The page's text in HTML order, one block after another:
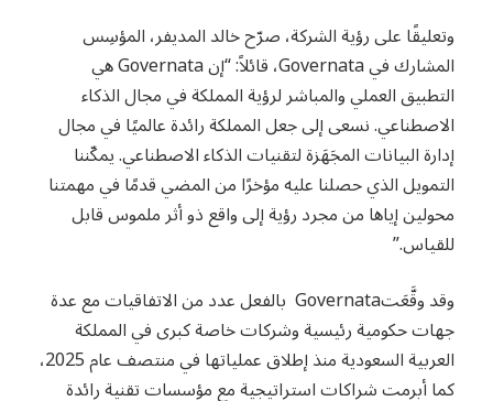
وتعليقًا على رؤية الشركة، صرّح خالد المديفر، المؤسِس
المشارك في Governata، قائلاً: “إن Governata هي
التطبيق العملي والمباشر لرؤية المملكة في مجال الذكاء
الاصطناعي. نسعى إلى جعل المملكة رائدة عالميًا في مجال
إدارة البيانات المجَهَزة لتقنيات الذكاء الاصطناعي. يمكّننا
التمويل الذي حصلنا عليه مؤخرًا من المضي قدمًا في مهمتنا
محولين إياها من مجرد رؤية إلى واقع ذو أثر ملموس قابل
للقياس.”
وقد وقَّعَتGovernata بالفعل عدد من الاتفاقيات مع عدة
جهات حكومية رئيسية وشركات خاصة كبرى في المملكة
العربية السعودية منذ إطلاق عملياتها في منتصف عام 2025،
كما أبرمت شراكات استراتيجية مع مؤسسات تقنية رائدة